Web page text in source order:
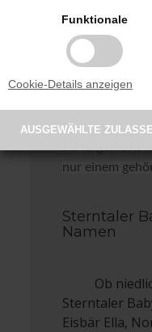
Funktionale
Cookie-Details anzeigen
Eine
auch im
Bestandteil
Babydecke mit
gibt es keine
nur einem
Sterntaler
Namen
Ob
Sterntaler
Eisbär Ella,